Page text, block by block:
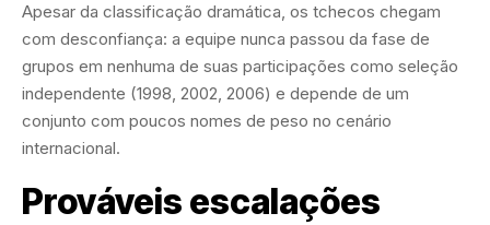
Apesar da classificação dramática, os tchecos chegam
com desconfiança: a equipe nunca passou da fase de
grupos em nenhuma de suas participações como seleção
independente (1998, 2002, 2006) e depende de um
conjunto com poucos nomes de peso no cenário
internacional.
Prováveis escalações